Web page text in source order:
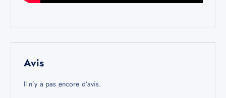
Avis
Il n’y a pas encore d’avis.